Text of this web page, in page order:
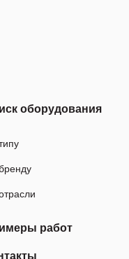
оборудования
работ